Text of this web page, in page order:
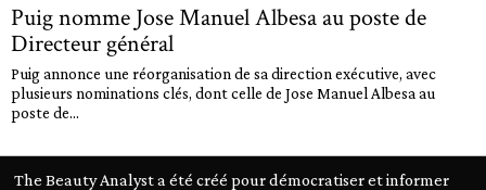
Puig nomme Jose Manuel Albesa au poste de
Directeur général
Puig annonce une réorganisation de sa direction exécutive, avec
plusieurs nominations clés, dont celle de Jose Manuel Albesa au
poste de...
The Beauty Analyst a été créé pour démocratiser et informer